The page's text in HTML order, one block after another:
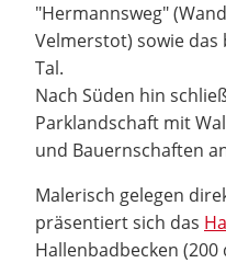
"Hermannsweg"
Velmerstot) sowie
Tal.
Nach Süden hin
Parklandschaft mit
und Bauernschaften
Malerisch gelegen
präsentiert sich das
Hallenbadbecken